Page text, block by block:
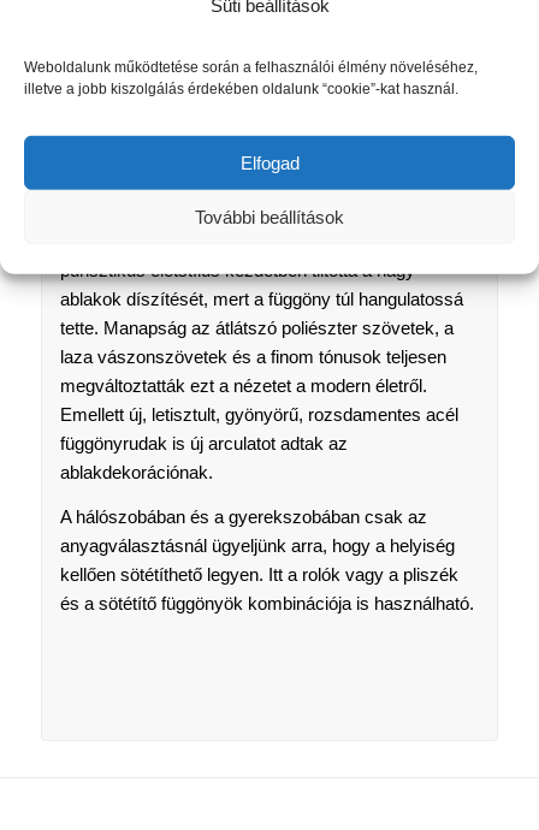
Süti beállítások
Weboldalunk működtetése során a felhasználói élmény növeléséhez,
illetve a jobb kiszolgálás érdekében oldalunk “cookie”-kat használ.
Elfogad
További beállítások
hogy elegendő fény jusson a helyiségbe, ugyanakkor
anyagokból készülnek, és mindkét oldalon vagy csak
az egyik oldalon rögzíthetők.
MILYEN SZOBÁKBAN HASZNÁLHATÓ A
Alapvetően a függönyök hangulatos és otthonos
purisztikus életstílus kezdetben tiltotta a nagy
ablakok díszítését, mert a függöny túl hangulatossá
tette. Manapság az átlátszó poliészter szövetek, a
laza vászonszövetek és a finom tónusok teljesen
megváltoztatták ezt a nézetet a modern életről.
Emellett új, letisztult, gyönyörű, rozsdamentes acél
függönyrudak is új arculatot adtak az
ablakdekorációnak.
A hálószobában és a gyerekszobában csak az
anyagválasztásnál ügyeljünk arra, hogy a helyiség
kellően sötétíthető legyen. Itt a rolók vagy a pliszék
és a sötétítő függönyök kombinációja is használható.